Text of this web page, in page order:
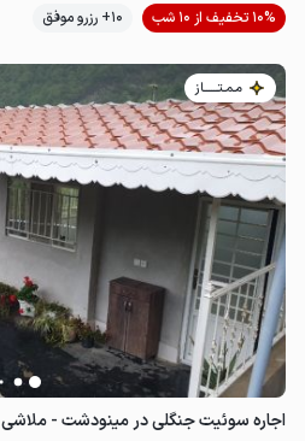
10% تخفیف از 10 شب
10+ رزرو موفق
مـمـتــــــاز
اجاره سوئیت جنگلی در مینودشت - ملاشی